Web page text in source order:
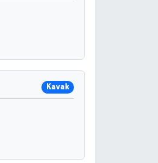
Kavak